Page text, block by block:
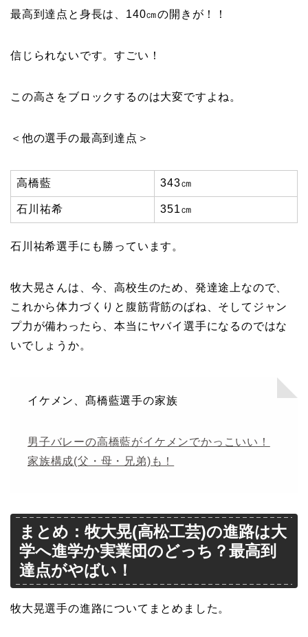
最高到達点と身長は、140㎝の開きが！！
信じられないです。すごい！
この高さをブロックするのは大変ですよね。
＜他の選手の最高到達点＞
高橋藍 343㎝
石川祐希 351㎝
石川祐希選手にも勝っています。
牧大晃さんは、今、高校生のため、発達途上なので、
これから体力づくりと腹筋背筋のばね、そしてジャン
プ力が備わったら、本当にヤバイ選手になるのではな
いでしょうか。
イケメン、髙橋藍選手の家族
男子バレーの高橋藍がイケメンでかっこいい！
家族構成(父・母・兄弟)も！
まとめ：牧大晃(高松工芸)の進路は大
学へ進学か実業団のどっち？最高到
達点がやばい！
牧大晃選手の進路についてまとめました。